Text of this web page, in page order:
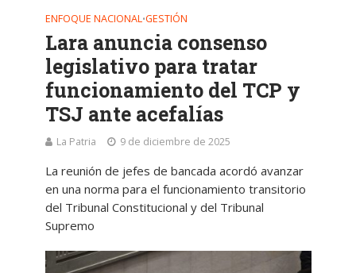
ENFOQUE NACIONAL•GESTIÓN
Lara anuncia consenso
legislativo para tratar
funcionamiento del TCP y
TSJ ante acefalías
La Patria 9 de diciembre de 2025
La reunión de jefes de bancada acordó avanzar
en una norma para el funcionamiento transitorio
del Tribunal Constitucional y del Tribunal
Supremo